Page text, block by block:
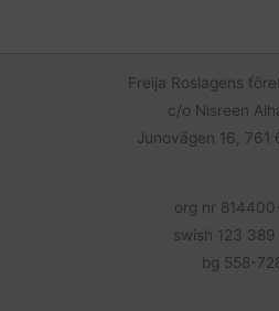
Freija Roslagens
c/o Nisreen
Junovägen 16, 761
org nr
swish 123
bg 558-